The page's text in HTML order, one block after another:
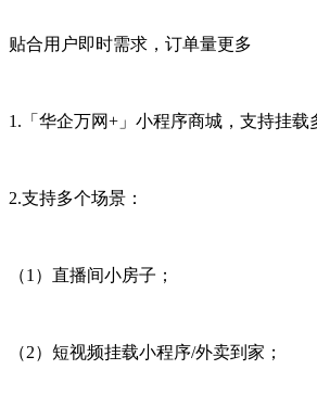
贴合用户即时需求，订单量更多
1. 「华企万网+ 」 小程序商城，支持挂载
2.支持多个场景：
（1 ）直播间小房子；
（2）短视频挂载小程序/外卖到家；